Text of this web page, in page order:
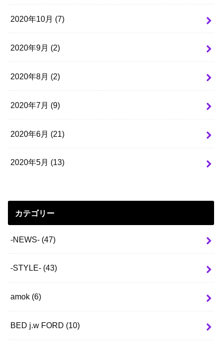
2020年10月 (7)
2020年9月 (2)
2020年8月 (2)
2020年7月 (9)
2020年6月 (21)
2020年5月 (13)
カテゴリー
-NEWS- (47)
-STYLE- (43)
amok (6)
BED j.w FORD (10)